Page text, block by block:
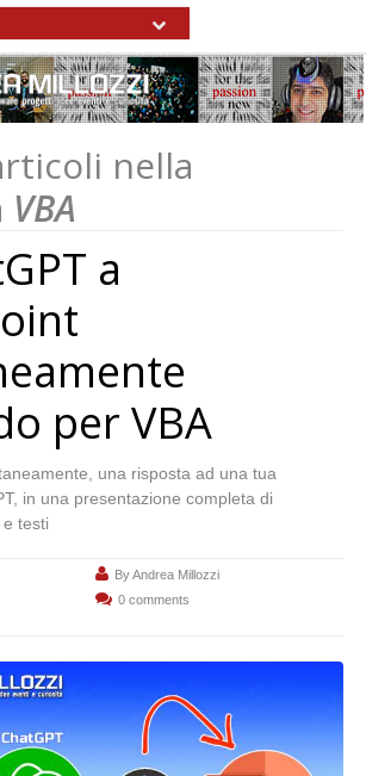
nella
VBA
a
per VBA
una risposta ad una tua
in una presentazione completa di
testi
ByAndrea Millozzi
0 comments